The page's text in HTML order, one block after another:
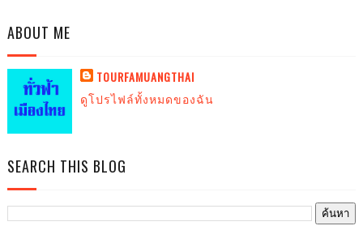
ABOUT ME
TOURFAMUANGTHAI
ดูโปรไฟล์ทั้งหมดของฉัน
SEARCH THIS BLOG